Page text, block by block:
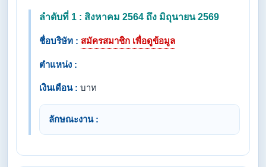
ลำดับที่ 1 : สิงหาคม 2564 ถึง มิถุนายน 2569
ชื่อบริษัท : สมัครสมาชิก เพื่อดูข้อมูล
ตำแหน่ง :
เงินเดือน : บาท
ลักษณะงาน :